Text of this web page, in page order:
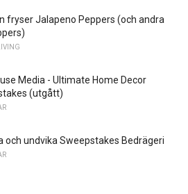
fryser Jalapeno Peppers (och andra
Media - Ultimate Home Decor
(utgått)
och undvika Sweepstakes Bedrägeri